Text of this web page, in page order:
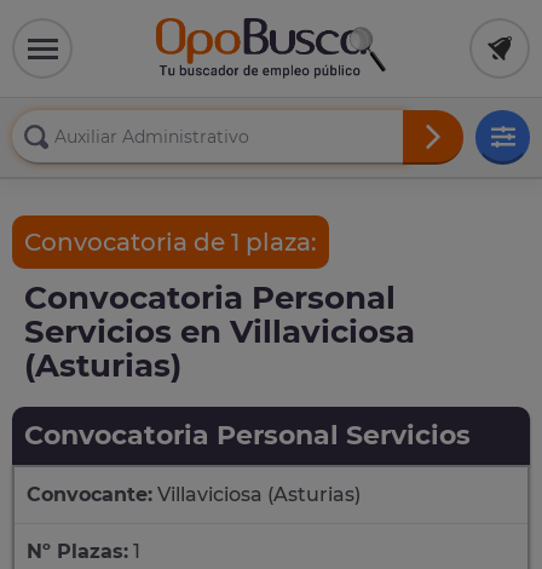
Convocatoria de 1 plaza:
Convocatoria Personal
Servicios en Villaviciosa
(Asturias)
Convocatoria Personal Servicios
Convocante: Villaviciosa (Asturias)
Nº Plazas: 1